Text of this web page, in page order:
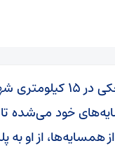
مردی ۲۸ ساله اهل
خود می‌شده تا
از همسایه‌ها، از او